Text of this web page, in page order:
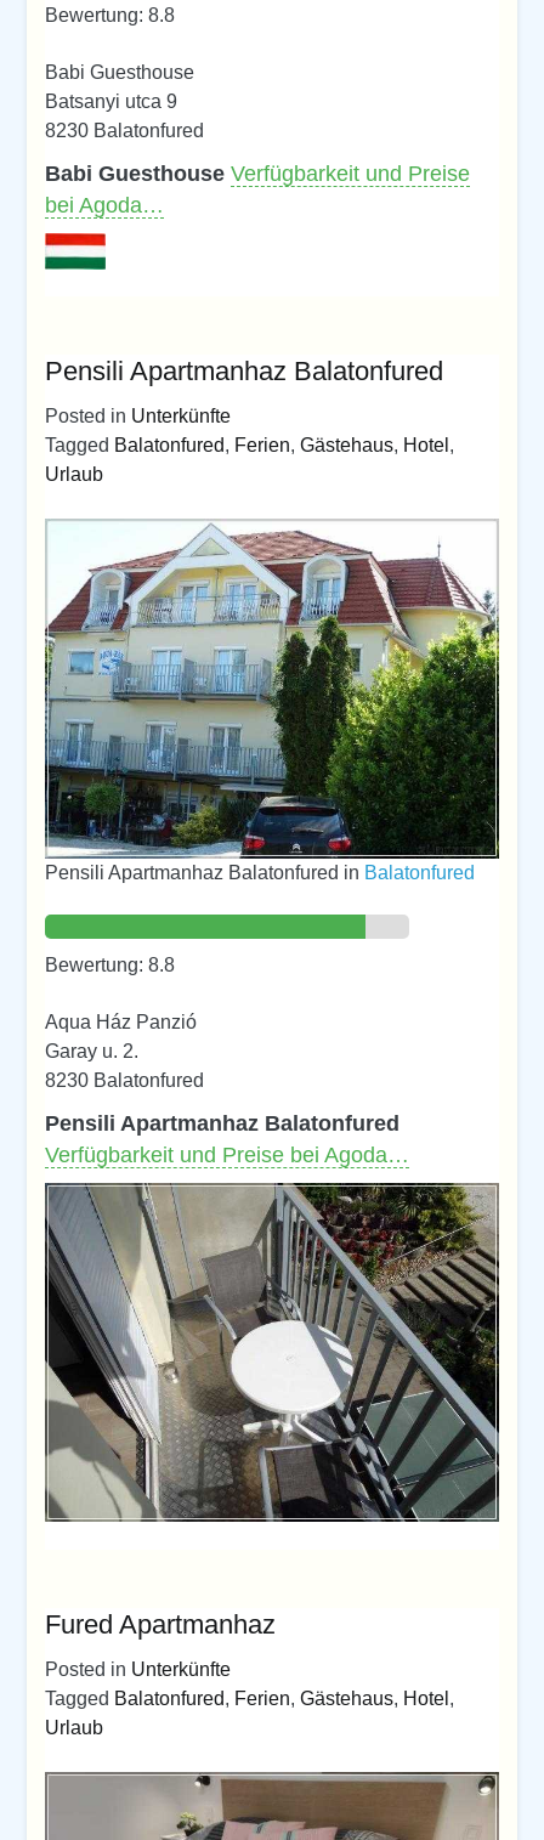
Bewertung: 8.8
Babi Guesthouse
Batsanyi utca 9
8230 Balatonfured
Babi GuesthouseVerfügbarkeit und Preise
bei Agoda…
Pensili Apartmanhaz Balatonfured
Posted in Unterkünfte
Tagged Balatonfured, Ferien,Gästehaus, Hotel ,
Urlaub
Pensili Apartmanhaz Balatonfured in Balatonfured
Bewertung: 8.8
Aqua Ház Panzió
Garay u. 2.
8230 Balatonfured
Pensili Apartmanhaz Balatonfured
Verfügbarkeit und Preise bei Agoda…
Fured Apartmanhaz
Posted in Unterkünfte
Tagged Balatonfured, Ferien,Gästehaus, Hotel ,
Urlaub